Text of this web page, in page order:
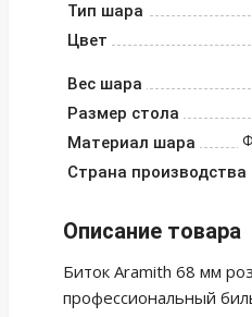
Тип шара
Цвет
Вес шара
Размер стола
Материал шара
Страна производства
Описание товара
Биток Aramith 68 мм
профессиональный